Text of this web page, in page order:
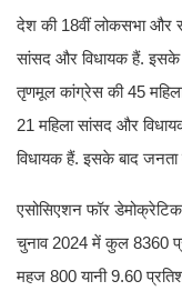
देश की 18वीं लोकसभा और
सांसद और विधायक हैं. इसके
तृणमूल कांग्रेस की 45
21 महिला सांसद और
विधायक हैं. इसके बाद
एसोसिएशन फॉर डेमोक्रेटिक
चुनाव 2024 में कुल 8360
महज 800 यानी 9.60